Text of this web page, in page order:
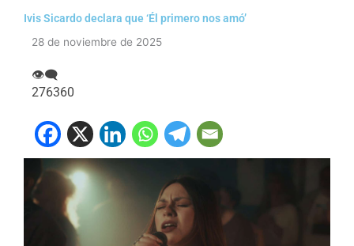
Ivis Sicardo declara que ‘Él primero nos amó’
28 de noviembre de 2025
👁‍🗨
276360